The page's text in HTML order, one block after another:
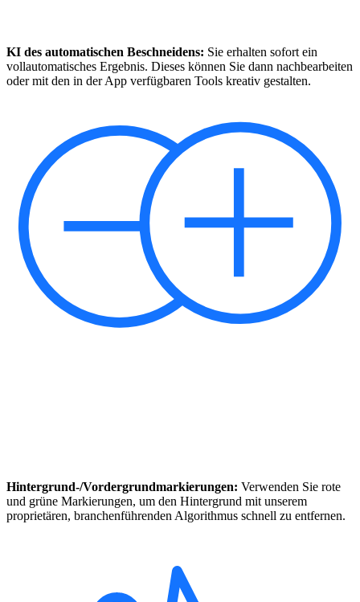
KI des automatischen Beschneidens: Sie erhalten sofort ein
vollautomatisches Ergebnis. Dieses können Sie dann nachbearbeiten
oder mit den in der App verfügbaren Tools kreativ gestalten.
Hintergrund-/Vordergrundmarkierungen: Verwenden Sie rote
und grüne Markierungen, um den Hintergrund mit unserem
proprietären, branchenführenden Algorithmus schnell zu entfernen.